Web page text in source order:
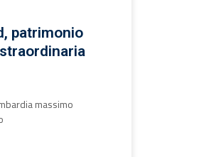
patrimonio
massimo